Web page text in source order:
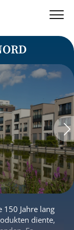
Jahre lang
diente,